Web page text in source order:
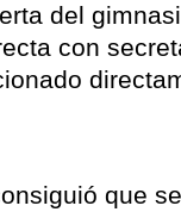
del
con
que